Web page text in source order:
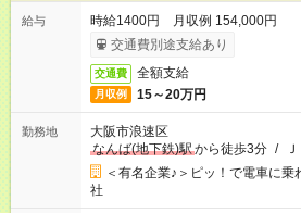
給与
時給1400円 月収例 154,000円
交通費別途支給あり
交通費 全額支給
月収例 15～20万円
勤務地
大阪市浪速区
なんば(地下鉄)駅から徒歩3分 /
＜有名企業♪＞ピッ！で電車に
社